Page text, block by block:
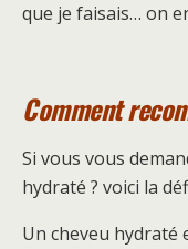
que je faisais… on
Comment
Si vous vous
hydraté ? voici la
Un cheveu hydraté